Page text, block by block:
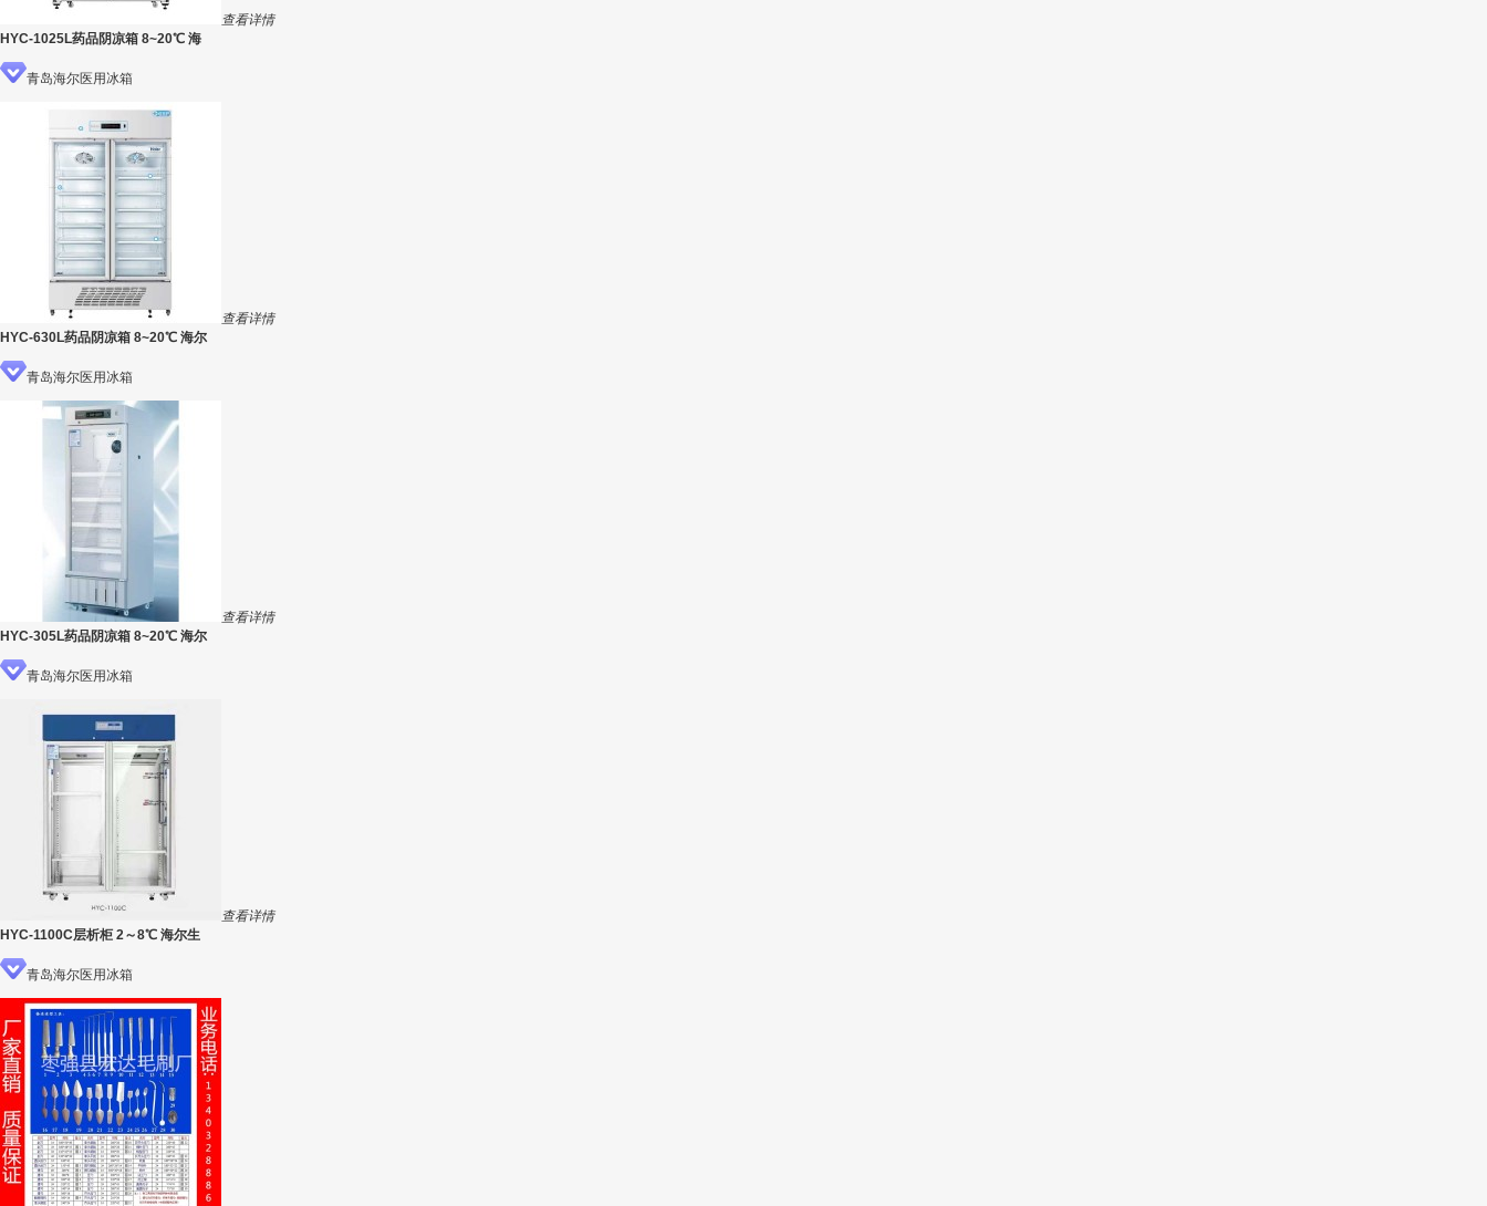
查看详情
HYC-1025L药品阴凉箱 8~20℃ 海
青岛海尔医用冰箱
查看详情
HYC-630L药品阴凉箱 8~20℃ 海尔
青岛海尔医用冰箱
查看详情
HYC-305L药品阴凉箱 8~20℃ 海尔
青岛海尔医用冰箱
查看详情
HYC-1100C层析柜 2～8℃ 海尔生
青岛海尔医用冰箱